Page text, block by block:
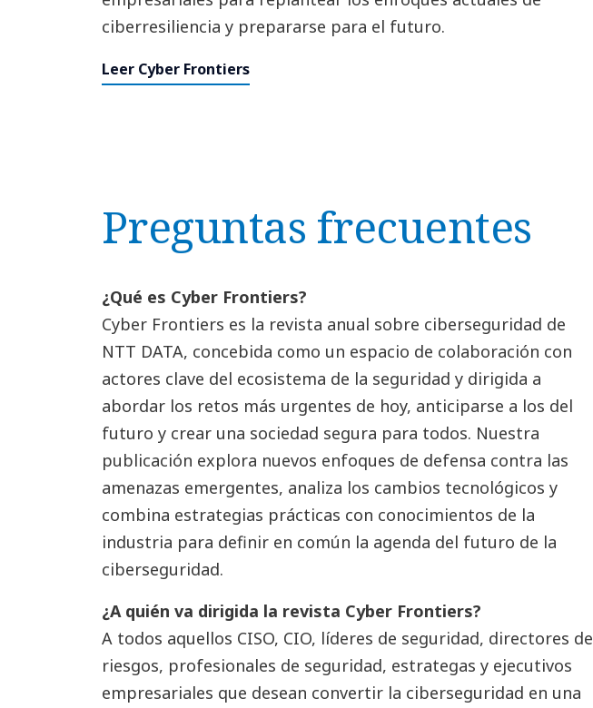
ciberresiliencia y prepararse para el futuro.
Leer Cyber Frontiers
Preguntas frecuentes
¿Qué es Cyber Frontiers?
Cyber Frontiers es la revista anual sobre ciberseguridad de
NTT DATA, concebida como un espacio de colaboración con
actores clave del ecosistema de la seguridad y dirigida a
abordar los retos más urgentes de hoy, anticiparse a los del
futuro y crear una sociedad segura para todos. Nuestra
publicación explora nuevos enfoques de defensa contra las
amenazas emergentes, analiza los cambios tecnológicos y
combina estrategias prácticas con conocimientos de la
industria para definir en común la agenda del futuro de la
ciberseguridad.
¿A quién va dirigida la revista Cyber Frontiers?
A todos aquellos CISO, CIO, líderes de seguridad, directores de
riesgos, profesionales de seguridad, estrategas y ejecutivos
empresariales que desean convertir la ciberseguridad en una